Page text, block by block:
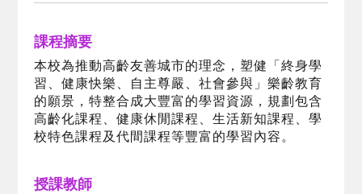
課程摘要
本校為推動高齡友善城市的理念，塑健「終身學
習、健康快樂、自主尊嚴、社會參與」樂齡教育
的願景，特整合成大豐富的學習資源，規劃包含
高齡化課程、健康休閒課程、生活新知課程、學
校特色課程及代間課程等豐富的學習內容。
授課教師